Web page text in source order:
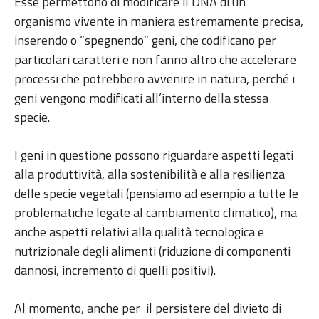
organismo vivente in maniera estremamente precisa,
inserendo o “spegnendo” geni, che codificano per
particolari caratteri e non fanno altro che accelerare
processi che potrebbero avvenire in natura, perché i
geni vengono modificati all’interno della stessa
specie.
I geni in questione possono riguardare aspetti legati
alla produttività, alla sostenibilità e alla resilienza
delle specie vegetali (pensiamo ad esempio a tutte le
problematiche legate al cambiamento climatico), ma
anche aspetti relativi alla qualità tecnologica e
nutrizionale degli alimenti (riduzione di componenti
dannosi, incremento di quelli positivi).
Al momento, anche per il persistere del divieto di